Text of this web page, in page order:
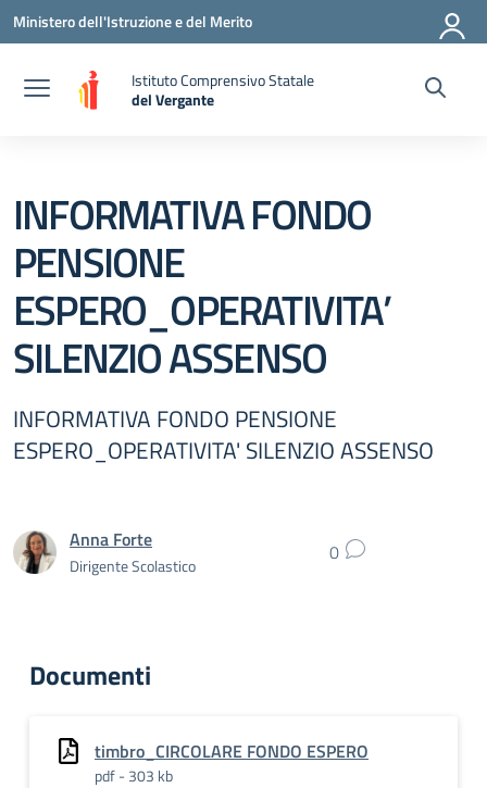
Vai ai contenuti
Vai al menu di navigazione
Vai al footer
Ministero dell'Istruzione e del Merito
Istituto Comprensivo Statale
del Vergante
— Visita la pagina iniziale della scuola
INFORMATIVA FONDO
PENSIONE
ESPERO_OPERATIVITA’
SILENZIO ASSENSO
INFORMATIVA FONDO PENSIONE
ESPERO_OPERATIVITA' SILENZIO ASSENSO
Anna Forte
Dirigente Scolastico 0
Documenti
timbro_CIRCOLARE FONDO ESPERO
pdf - 303 kb